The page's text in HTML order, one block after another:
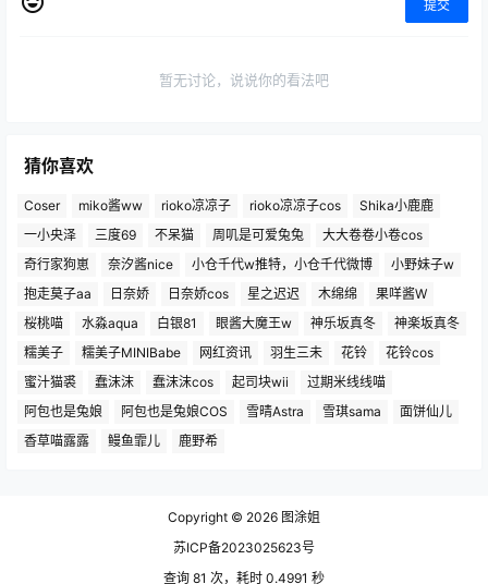
提交
暂无讨论，说说你的看法吧
猜你喜欢
Coser miko酱ww rioko凉凉子 rioko凉凉子cos
Shika小鹿鹿
一小央泽
三度69 不呆猫 周叽是可爱兔兔
大大卷卷小卷cos
奇行家狗崽
奈汐酱nice 小仓千代w推特，小仓千代微博
小野妹子w
抱走莫子aa
日奈娇 日奈娇cos 星之迟迟 木绵绵
果咩酱W
桜桃喵
水淼aqua 白银81 眼酱大魔王w 神乐坂真冬
神楽坂真冬
糯美子
糯美子MINIBabe 网红资讯 羽生三未 花铃
花铃cos
蜜汁猫裘
蠢沫沫 蠢沫沫cos 起司块wii
过期米线线喵
阿包也是兔娘
阿包也是兔娘COS 雪晴Astra 雪琪sama
面饼仙儿
香草喵露露
鳗鱼霏儿 鹿野希
Copyright © 2026 图涂姐
苏ICP备2023025623号
查询 81 次，耗时 0.4991 秒